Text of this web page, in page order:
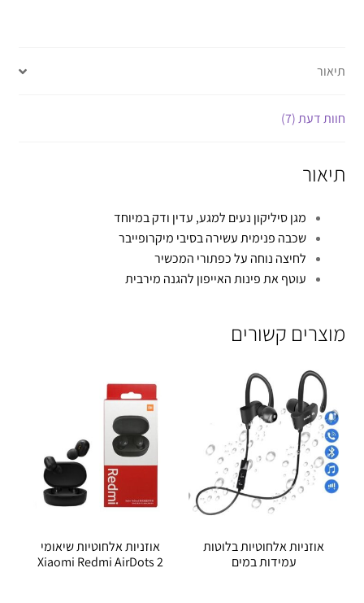
תיאור
חוות דעת (7)
תיאור
מגן סיליקון נעים למגע, עדין ודק במיוחד
שכבה פנימית עשירה בסיבי מיקרופייבר
לחיצה נוחה על כפתורי המכשיר
עוטף את פינות האייפון להגנה מירבית
מוצרים קשורים
אוזניות אלחוטיות בלוטות
עמידות במים
אוזניות אלחוטיות שיאומי
Xiaomi Redmi AirDots 2